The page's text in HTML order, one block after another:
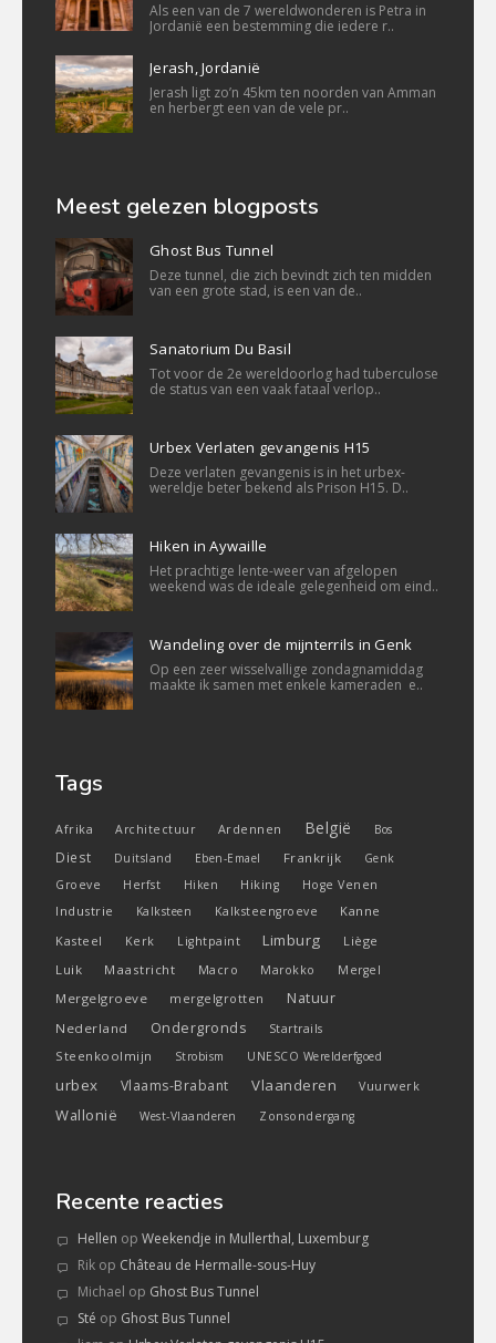
Als een van de 7 wereldwonderen is Petra in
Jordanië een bestemming die iedere r..
Jerash, Jordanië
Jerash ligt zo’n 45km ten noorden van Amman
en herbergt een van de vele pr..
Meest gelezen blogposts
Ghost Bus Tunnel
Deze tunnel, die zich bevindt zich ten midden
van een grote stad, is een van de..
Sanatorium Du Basil
Tot voor de 2e wereldoorlog had tuberculose
de status van een vaak fataal verlop..
Urbex Verlaten gevangenis H15
Deze verlaten gevangenis is in het urbex-
wereldje beter bekend als Prison H15. D..
Hiken in Aywaille
Het prachtige lente-weer van afgelopen
weekend was de ideale gelegenheid om eind..
Wandeling over de mijnterrils in Genk
Op een zeer wisselvallige zondagnamiddag
maakte ik samen met enkele kameraden e..
Tags
Afrika Architectuur Ardennen België Bos
Diest Duitsland Eben-Emael Frankrijk
Genk
Groeve
Herfst Hiken Hiking Hoge Venen
Industrie Kalksteen Kalksteengroeve
Kanne
Kasteel
Kerk Lightpaint Limburg
Liège
Luik
Maastricht Macro Marokko Mergel
Mergelgroeve mergelgrotten Natuur
Nederland Ondergronds Startrails
Steenkoolmijn Strobism UNESCO Werelderfgoed
urbex Vlaams-Brabant Vlaanderen Vuurwerk
Wallonië West-Vlaanderen Zonsondergang
Recente reacties
Hellen op Weekendje in Mullerthal, Luxemburg
Rik op Château de Hermalle-sous-Huy
Michael op Ghost Bus Tunnel
Sté op Ghost Bus Tunnel